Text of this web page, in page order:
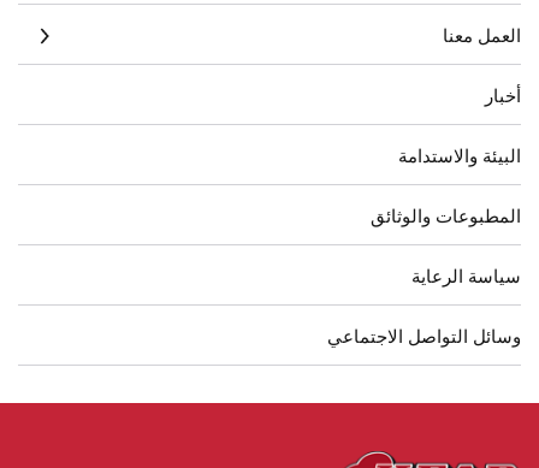
العمل معنا
أخبار
البيئة والاستدامة
المطبوعات والوثائق
سياسة الرعاية
وسائل التواصل الاجتماعي